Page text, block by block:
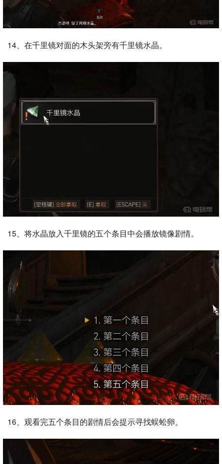
14、在千里镜对面的木头架旁有千里镜水晶。
15、将水晶放入千里镜的五个条目中会播放镜像剧情。
16、观看完五个条目的剧情后会提示寻找蜈蚣卵。